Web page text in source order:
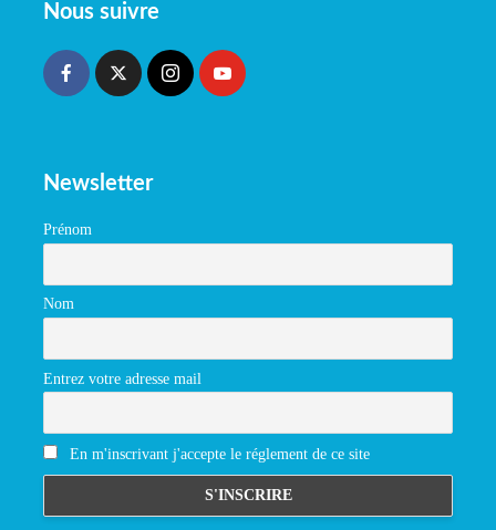
Nous suivre
Newsletter
Prénom
Nom
Entrez votre adresse mail
En m'inscrivant j'accepte le réglement de ce site